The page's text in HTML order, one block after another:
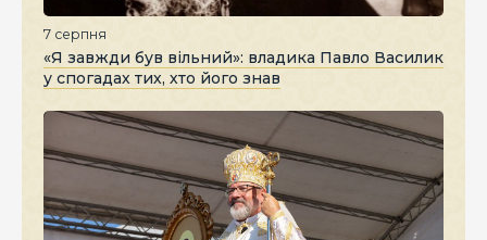
7 серпня
«Я завжди був вільний»: владика Павло Василик
у спогадах тих, хто його знав